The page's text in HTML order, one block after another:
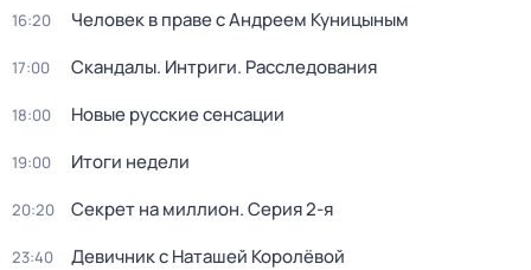
16:20 Человек в праве с Андреем Куницыным
17:00 Скандалы. Интриги. Расследования
18:00 Новые русские сенсации
19:00 Итоги недели
20:20 Секрет на миллион. Серия 2-я
23:40 Девичник с Наташей Королёвой